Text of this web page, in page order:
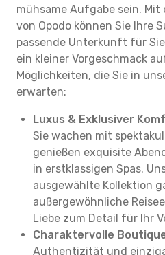
mühsame Aufgabe sein.
von Opodo können Sie Ihre
passende Unterkunft für
ein kleiner Vorgeschmack
Möglichkeiten, die Sie in
erwarten:
Luxus & Exklusiver
Sie wachen mit
genießen exquisite
in erstklassigen Spas.
ausgewählte Kollektion
außergewöhnliche
Liebe zum Detail für Ihr
Charaktervolle
Authentizität und